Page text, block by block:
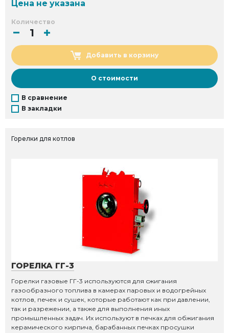
Цена не указана
Количество
Добавить в корзину
О стоимости
В сравнение
В закладки
Горелки для котлов
ГОРЕЛКА ГГ-3
Горелки газовые ГГ-3 используются для сжигания
газообразного топлива в камерах паровых и водогрейных
котлов, печек и сушек, которые работают как при давлении,
так и разрежении, а также для выполнения иных
промышленных задач. Их используют в печках для обжигания
керамического кирпича, барабанных печках просушки